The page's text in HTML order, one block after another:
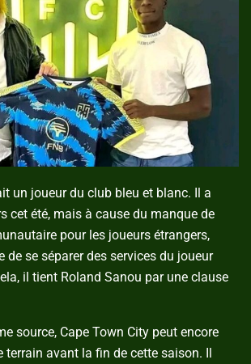
un joueur du club bleu et blanc. Il a
cet été, mais à cause du manque de
pour les joueurs étrangers,
de se séparer des services du joueur
il tient Roland Sanou par une clause
source, Cape Town City peut encore
terrain avant la fin de cette saison. Il